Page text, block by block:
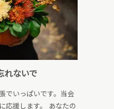
れないで
でいっぱいです。当会
応援します。 あなたの